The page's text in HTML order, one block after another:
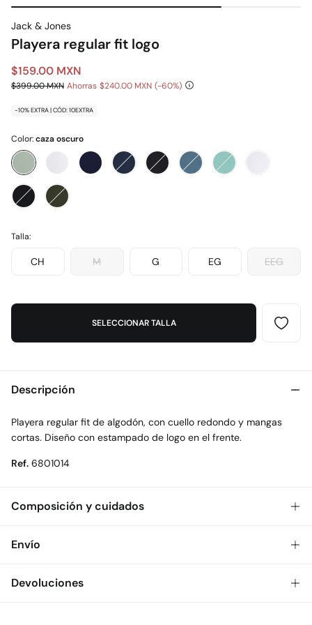
Jack & Jones
Playera regular fit logo
$159.00 MXN
$399.00 MXN Ahorras $240.00 MXN 60
-10% EXTRA | CÓD: 10EXTRA
Color:caza oscuro
Talla:
CH M G EG EEG
SELECCIONAR TALLA
Descripción
Playera regular fit de algodón, con cuello redondo y mangas
cortas. Diseño con estampado de logo en el frente.
Ref. 6801014
Composición y cuidados
Composición
Cuidados
Envío
Envío a tienda: 2-5 días.
Devoluciones